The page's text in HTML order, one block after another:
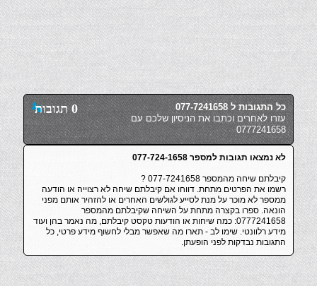
0 תגובות
כל התגובות ל 077-7241658
עזרו לאחרים וכתבו את הניסיון שלכם עם
0777241658
לא נמצאו תגובות למספר 077-724-1658
קיבלתם שיחה מהמספר 077-7241658 ?
רשמו את הפרטים מתחת. דווחו אם קיבלתם שיחה לא רצוייה או הודעה
ממספר לא מוכר על מנת לסייע לגולשים האחרים או להזהיר אותם מפני
הונאה. ספרו בקצרה מתחת על השיחה שקיבלתם מהמספר
0777241658: כמה שיחות או הודעות טקסט קיבלתם, מה נאמר בהן ועוד
מידע רלוונטי. שימו לב - תארו מה שאפשר מבלי לחשוף מידע פרטי, כל
התגובות נבדקות לפני הופעתן.